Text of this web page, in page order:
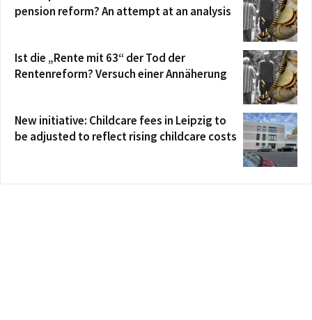
pension reform? An attempt at an analysis
Ist die „Rente mit 63“ der Tod der
Rentenreform? Versuch einer Annäherung
New initiative: Childcare fees in Leipzig to
be adjusted to reflect rising childcare costs